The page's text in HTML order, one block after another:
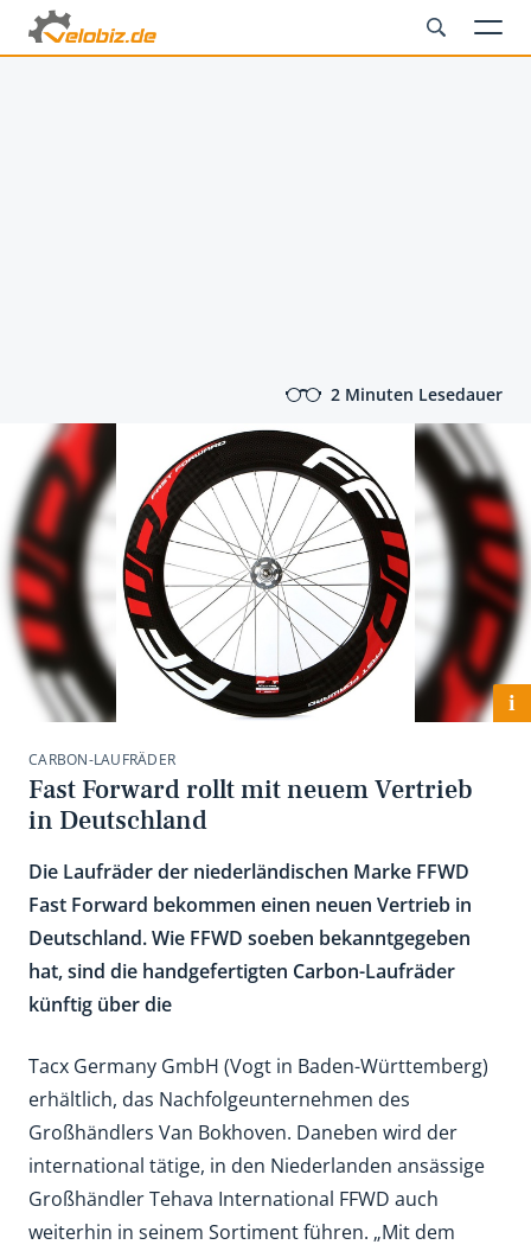
2 Minuten Lesedauer
i
CARBON-LAUFRÄDER
Fast Forward rollt mit neuem Vertrieb
in Deutschland
Die Laufräder der niederländischen Marke FFWD
Fast Forward bekommen einen neuen Vertrieb in
Deutschland. Wie FFWD soeben bekanntgegeben
hat, sind die handgefertigten Carbon-Laufräder
künftig über die
Tacx Germany GmbH (Vogt in Baden-Württemberg)
erhältlich, das Nachfolgeunternehmen des
Großhändlers Van Bokhoven. Daneben wird der
international tätige, in den Niederlanden ansässige
Großhändler Tehava International FFWD auch
weiterhin in seinem Sortiment führen. „Mit dem